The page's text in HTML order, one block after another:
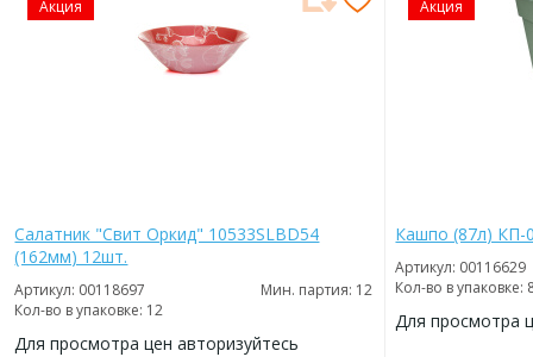
Акция
Салатник "Свит Оркид" 10533SLBD54
(162мм) 12шт.
Артикул: 00118697
Мин. партия: 12
Кол-во в упаковке: 12
Для просмотра цен авторизуйтесь
Акция
Кашпо (87л) КП-
Артикул: 00116629
Кол-во в упаковке:
Для просмотра